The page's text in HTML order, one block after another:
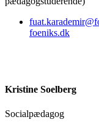
foeniks.dk
Kristine Soelberg
Socialpædagog